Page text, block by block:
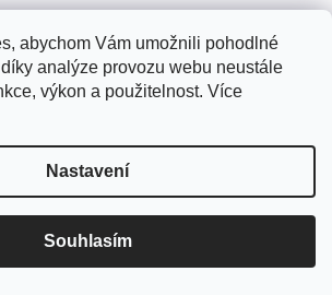
abychom Vám umožnili pohodlné
analýze provozu webu neustále
výkon a použitelnost. Více
Nastavení
Souhlasím